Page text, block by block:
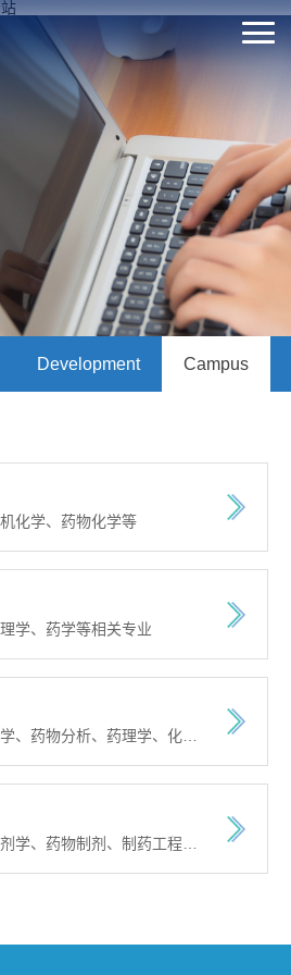
Development Campus
化学、药物化学等
学、药学等相关专业
硕士及以上学历，药学、药物分析、药理学、化学等相关专业